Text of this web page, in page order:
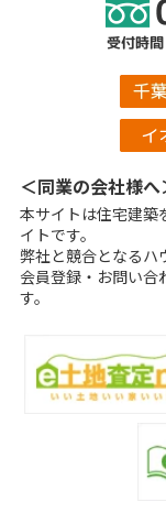
＜同業の会社様へ
本サイトは住宅建築
イトです。
弊社と競合となるハ
会員登録・お問い合
す。